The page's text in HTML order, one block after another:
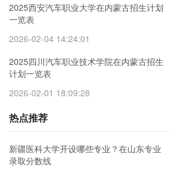
2025西安汽车职业大学在内蒙古招生计划
一览表
2026-02-04 14:24:01
2025四川汽车职业技术学院在内蒙古招生
计划一览表
2026-02-01 18:09:28
热点推荐
新疆医科大学开设哪些专业？在山东专业
录取分数线